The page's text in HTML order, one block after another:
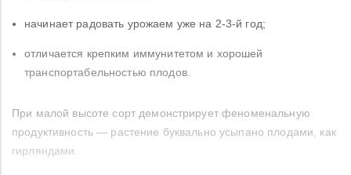
начинает радовать урожаем уже на 2-3-й год;
отличается крепким иммунитетом и хорошей
транспортабельностью плодов.
При малой высоте сорт демонстрирует феноменальную
продуктивность — растение буквально усыпано плодами, как
гирляндами.